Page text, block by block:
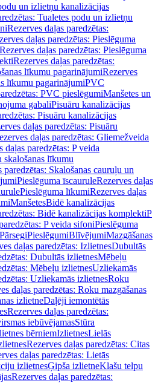
un izlietņu kanalizācijas
Tualetes podu un izlietņu
Rezerves daļas paredzētas:
daļas paredzētas: Pieslēguma
Rezerves daļas paredzētas: Pieslēguma
Rezerves daļas paredzētas:
līkumu pagarinājumiRezerves
līkumu pagarinājumiPVC
PVC pieslēgumiManšetes un
gabaliPisuāru kanalizācijas
Pisuāru kanalizācijas
daļas paredzētas: Pisuāru
daļas paredzētas: Gliemežveida
daļas paredzētas: P veida
skalošanas līkumu
paredzētas: Skalošanas cauruļu un
Pieslēguma īscauruleRezerves daļas
Pieslēguma līkumiRezerves daļas
ManšetesBidē kanalizācijas
Bidē kanalizācijas komplektiP
P veida sifoniPieslēguma
PārsegiPieslēgumiBlīvējumiMazgāšanas
daļas paredzētas: IzlietnesDubultās
Dubultās izlietnesMēbeļu
Mēbeļu izlietnesUzliekamās
Uzliekamās izlietnesRoku
daļas paredzētas: Roku mazgāšanas
izlietneDaļēji iemontētās
Rezerves daļas paredzētas:
iebūvējamasStūra
bērniemIzlietnesLielās
Rezerves daļas paredzētas: Citas
daļas paredzētas: Lietās
izlietnesĢipša izlietneKlašu telpu
Rezerves daļas paredzētas: